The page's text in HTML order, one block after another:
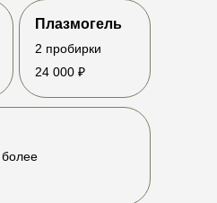
Плазмогель
24 000 ₽
2 пробирки
офертой,